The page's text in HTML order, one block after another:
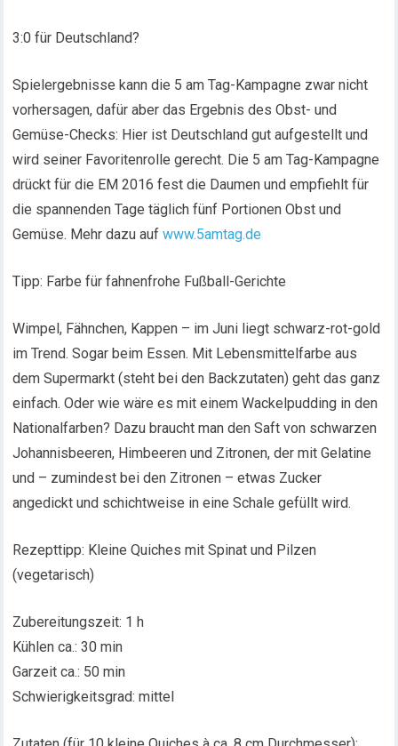
3:0 für Deutschland?
Spielergebnisse kann die 5 am Tag-Kampagne zwar nicht
vorhersagen, dafür aber das Ergebnis des Obst- und
Gemüse-Checks: Hier ist Deutschland gut aufgestellt und
wird seiner Favoritenrolle gerecht. Die 5 am Tag-Kampagne
drückt für die EM 2016 fest die Daumen und empfiehlt für
die spannenden Tage täglich fünf Portionen Obst und
Gemüse. Mehr dazu aufwww.5amtag.de
Tipp: Farbe für fahnenfrohe Fußball-Gerichte
Wimpel, Fähnchen, Kappen – im Juni liegt schwarz-rot-gold
im Trend. Sogar beim Essen. Mit Lebensmittelfarbe aus
dem Supermarkt (steht bei den Backzutaten) geht das ganz
einfach. Oder wie wäre es mit einem Wackelpudding in den
Nationalfarben? Dazu braucht man den Saft von schwarzen
Johannisbeeren, Himbeeren und Zitronen, der mit Gelatine
und – zumindest bei den Zitronen – etwas Zucker
angedickt und schichtweise in eine Schale gefüllt wird.
Rezepttipp: Kleine Quiches mit Spinat und Pilzen
(vegetarisch)
Zubereitungszeit: 1 h
Kühlen ca.: 30 min
Garzeit ca.: 50 min
Schwierigkeitsgrad: mittel